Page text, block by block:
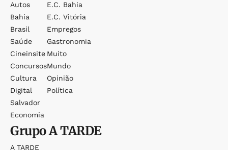
Autos
Bahia
Brasil
Saúde
Cineinsite
Concursos
Cultura
Digital
Salvador
Economia
E.c. Bahia
E.c. Vitória
Empregos
Gastronomia
Muito
Mundo
Opinião
Política
GrupoA TARDE
A TARDE